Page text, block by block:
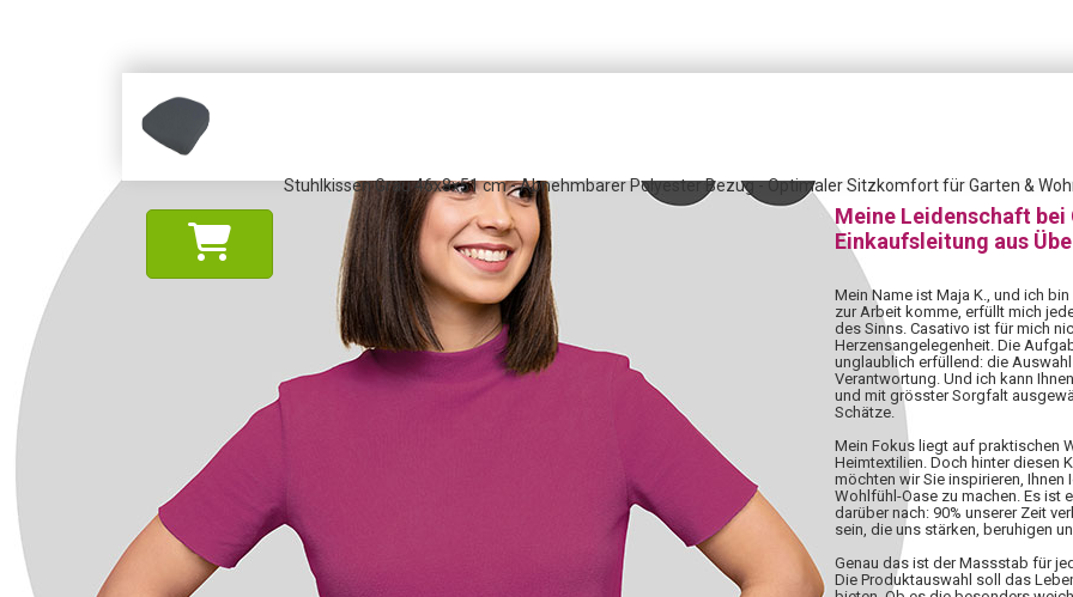
Stuhlkissen Grau 46x8x51 cm - Abnehmbarer Polyester Bezug - Optimaler Sitzkomfort für Garten &
Meine Leidenschaft bei
Einkaufsleitung aus
Mein Name ist Maja K., und ich
zur Arbeit komme, erfüllt mich
des Sinns. Casativo ist für mich
Herzensangelegenheit. Die
unglaublich erfüllend: die
Verantwortung. Und ich kann
und mit grösster Sorgfalt
Schätze.
Mein Fokus liegt auf praktischen
Heimtextilien. Doch hinter diesen
möchten wir Sie inspirieren, Ihnen
Wohlfühl-Oase zu machen. Es ist
darüber nach: 90% unserer Zeit
sein, die uns stärken, beruhigen
Genau das ist der Massstab für
Die Produktauswahl soll das